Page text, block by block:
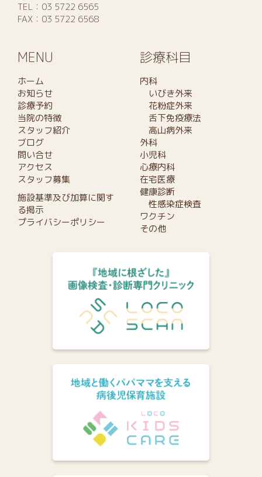
TEL： 03 5722 6565
FAX：03 5722 6568
MENU
ホーム
お知らせ
診療予約
当院の特徴
スタッフ紹介
ブログ
問い合せ
アクセス
スタッフ募集
施設基準及び加算に関す
る掲示
プライバシーポリシー
診療科目
内科
いびき外来
花粉症外来
舌下免疫療法
高山病外来
外科
小児科
心療内科
在宅医療
健康診断
性感染症検査
ワクチン
その他